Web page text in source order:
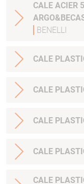
CALE ACIER
BENELLI
CALE
CALE
CALE
CALE
CALE